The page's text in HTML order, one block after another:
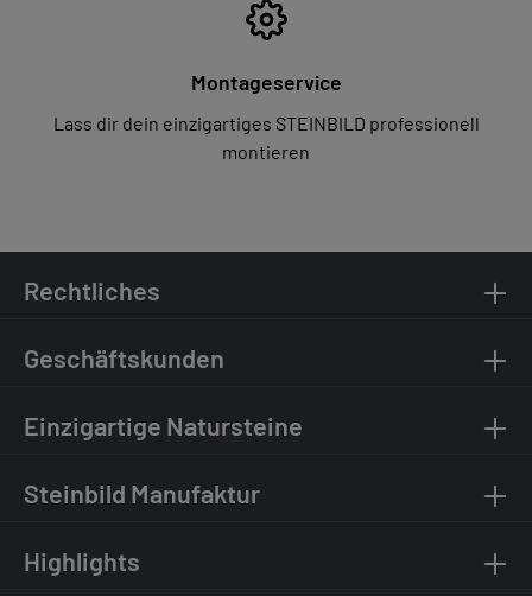
Montageservice
Lass dir dein einzigartiges STEINBILD professionell
montieren
Rechtliches
Geschäftskunden
Einzigartige Natursteine
Steinbild Manufaktur
Highlights